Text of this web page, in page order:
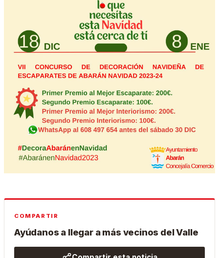
COMPARTIR
Ayúdanos a llegar a más vecinos del Valle